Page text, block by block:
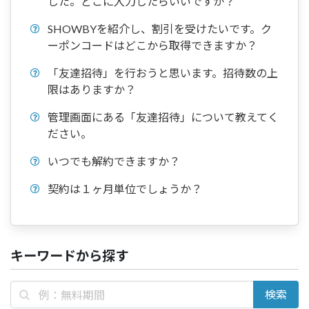
キーワードから探す
SHOWBYを紹介し、割引を受けたいです。ク
ーポンコードはどこから取得できますか？
「友達招待」を行おうと思います。招待数の上
限はありますか？
管理画面にある「友達招待」について教えてく
ださい。
いつでも解約できますか？
契約は１ヶ月単位でしょうか？